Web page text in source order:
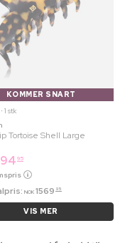
KOMMER SNART
1 stk
Tortoise Shell Large
95
NOK 1569 95
VIS MER